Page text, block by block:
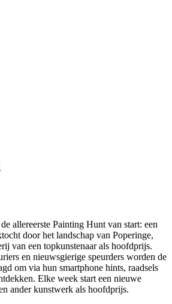
allereerste Painting Hunt van start: een
door het landschap van Poperinge,
van een topkunstenaar als hoofdprijs.
en nieuwsgierige speurders worden de
om via hun smartphone hints, raadsels
Elke week start een nieuwe
ander kunstwerk als hoofdprijs.